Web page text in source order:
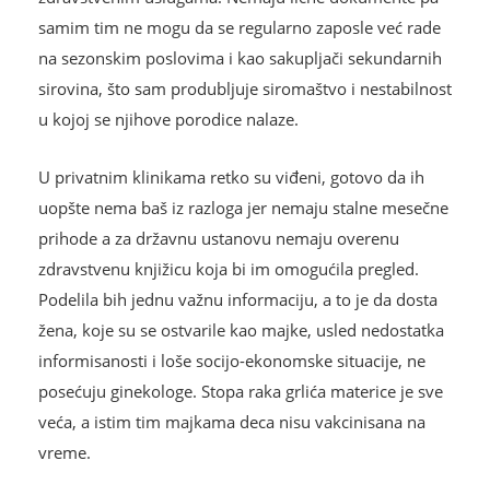
samim tim ne mogu da se regularno zaposle već rade
na sezonskim poslovima i kao sakupljači sekundarnih
sirovina, što sam produbljuje siromaštvo i nestabilnost
u kojoj se njihove porodice nalaze.
U privatnim klinikama retko su viđeni, gotovo da ih
uopšte nema baš iz razloga jer nemaju stalne mesečne
prihode a za državnu ustanovu nemaju overenu
zdravstvenu knjižicu koja bi im omogućila pregled.
Podelila bih jednu važnu informaciju, a to je da dosta
žena, koje su se ostvarile kao majke, usled nedostatka
informisanosti i loše socijo-ekonomske situacije, ne
posećuju ginekologe. Stopa raka grlića materice je sve
veća, a istim tim majkama deca nisu vakcinisana na
vreme.